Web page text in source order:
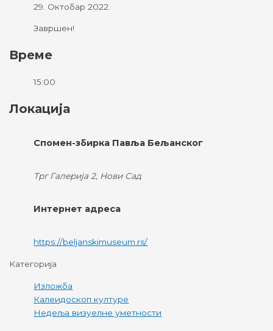
29. Октобар 2022.
Завршен!
Време
15:00
Локација
Спомен-збирка Павља Бељанског
Трг Галерија 2, Нови Сад
Интернет адреса
https://beljanskimuseum.rs/
Категорија
Изложба
Калеидоскоп културе
Недеља визуелне уметности